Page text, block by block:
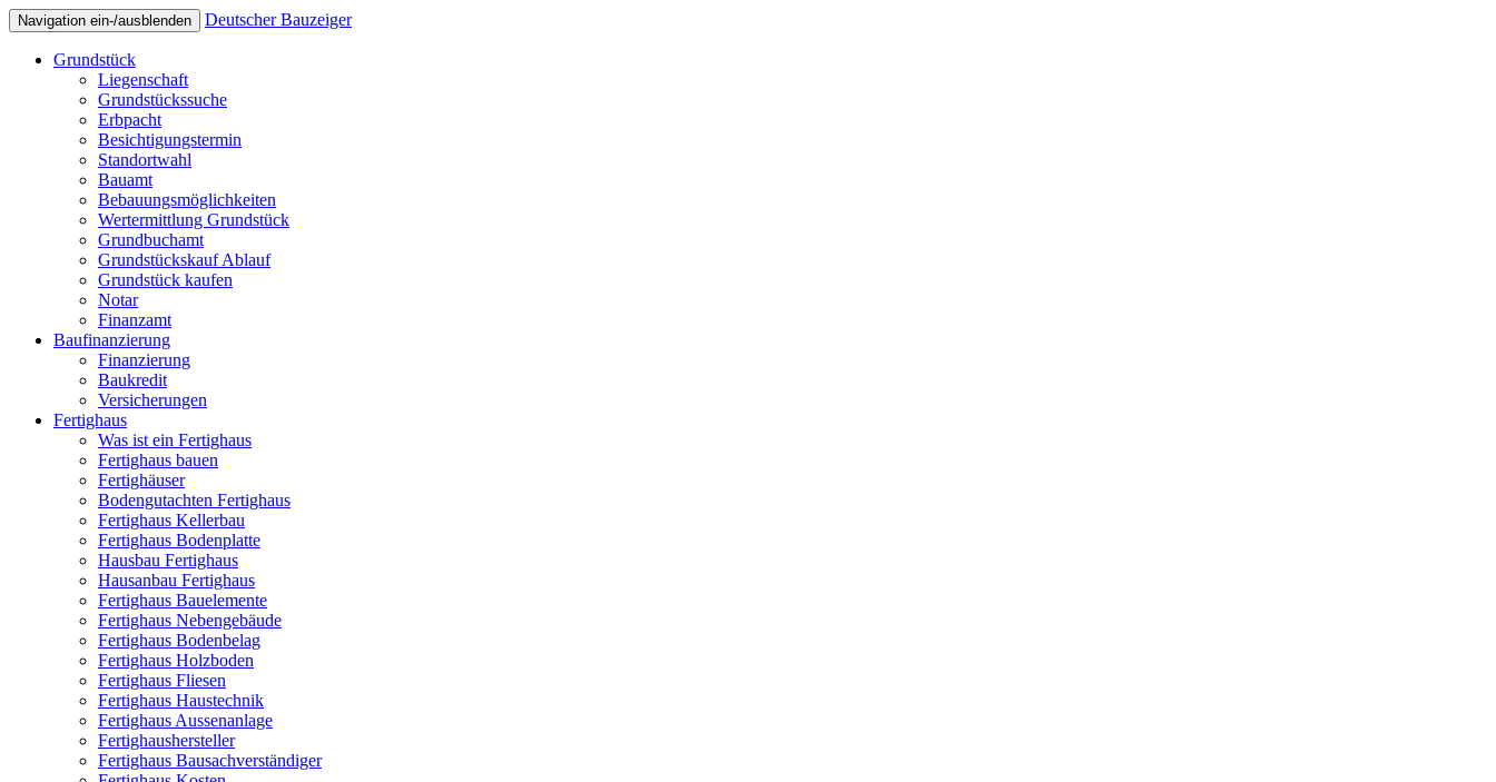
Navigation ein-/ausblenden Deutscher Bauzeiger
Grundstück
Liegenschaft
Grundstückssuche
Erbpacht
Besichtigungstermin
Standortwahl
Bauamt
Bebauungsmöglichkeiten
Wertermittlung Grundstück
Grundbuchamt
Grundstückskauf Ablauf
Grundstück kaufen
Notar
Finanzamt
Baufinanzierung
Finanzierung
Baukredit
Versicherungen
Fertighaus
Was ist ein Fertighaus
Fertighaus bauen
Fertighäuser
Bodengutachten Fertighaus
Fertighaus Kellerbau
Fertighaus Bodenplatte
Hausbau Fertighaus
Hausanbau Fertighaus
Fertighaus Bauelemente
Fertighaus Nebengebäude
Fertighaus Bodenbelag
Fertighaus Holzboden
Fertighaus Fliesen
Fertighaus Haustechnik
Fertighaus Aussenanlage
Fertighaushersteller
Fertighaus Bausachverständiger